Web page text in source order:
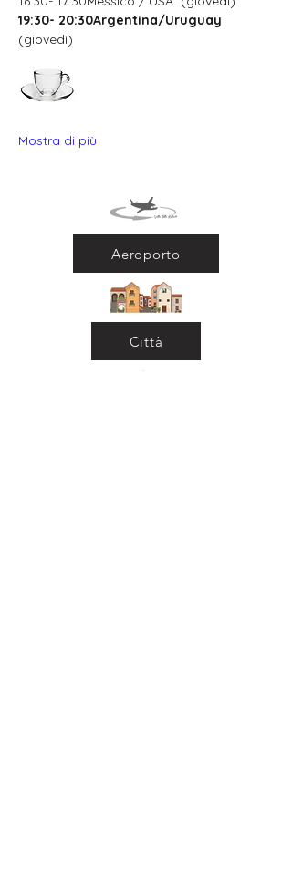
19:30- 20:30Argentina/Uruguay
(giovedì)
Mostra di più
Aeroporto
Città